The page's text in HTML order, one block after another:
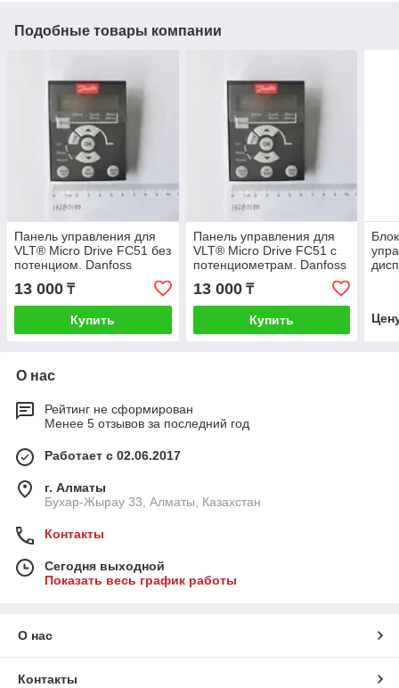
Подобные товары компании
Панель управления для
VLT® Micro Drive FC51 без
потенциом. Danfoss
13 000 ₸
Купить
Панель управления для
VLT® Micro Drive FC51 с
потенциометрам. Danfoss
13 000₸
Купить
О нас
Рейтинг не сформирован
Менее 5 отзывов за последний год
Работает с 02.06.2017
г. Алматы
Бухар-Жырау 33, Алматы, Казахстан
Контакты
Сегодня выходной
Показать весь график работы
О нас
Контакты